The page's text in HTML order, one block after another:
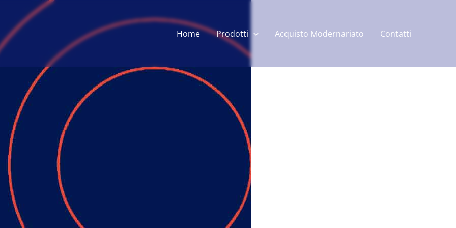
Home Prodotti Acquisto Modernariato Contatti